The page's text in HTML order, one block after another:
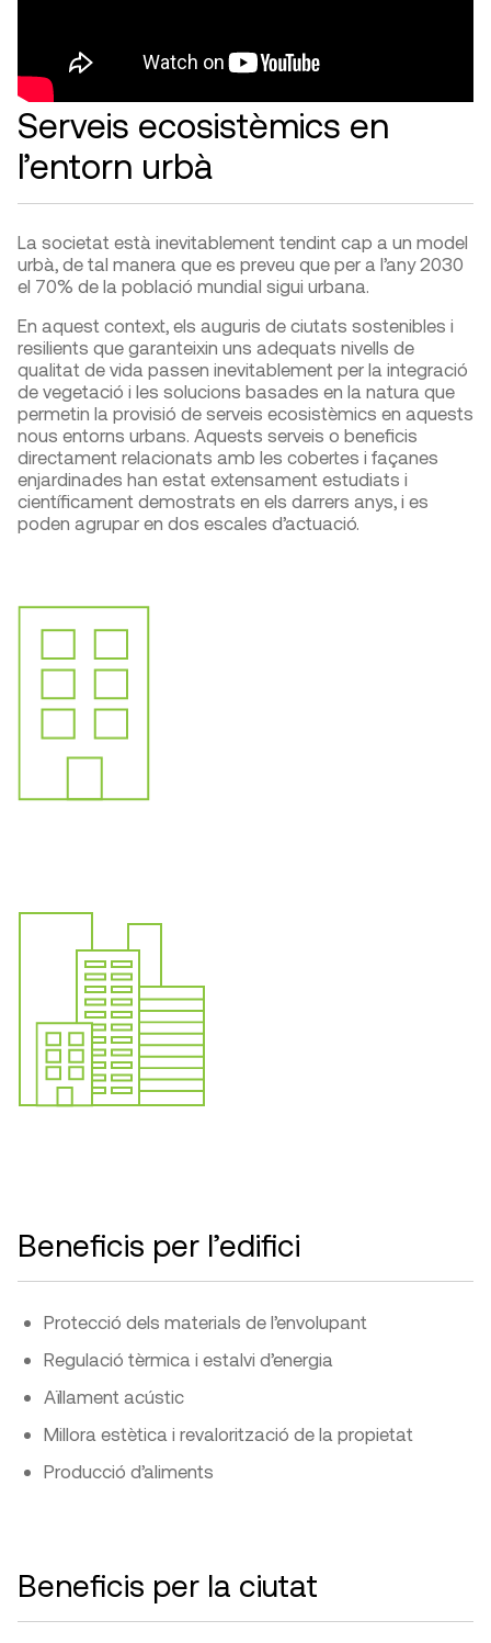
Serveis ecosistèmics en
l’entorn urbà
La societat està inevitablement tendint cap a un model
urbà, de tal manera que es preveu que per a l’any 2030
el 70% de la població mundial sigui urbana.
En aquest context, els auguris de ciutats sostenibles i
resilients que garanteixin uns adequats nivells de
qualitat de vida passen inevitablement per la integració
de vegetació i les solucions basades en la natura que
permetin la provisió de serveis ecosistèmics en aquests
nous entorns urbans. Aquests serveis o beneficis
directament relacionats amb les cobertes i façanes
enjardinades han estat extensament estudiats i
científicament demostrats en els darrers anys, i es
poden agrupar en dos escales d’actuació.
Beneficis per l’edifici
Protecció dels materials de l’envolupant
Regulació tèrmica i estalvi d’energia
Aïllament acústic
Millora estètica i revalorització de la propietat
Producció d’aliments
Beneficis per la ciutat